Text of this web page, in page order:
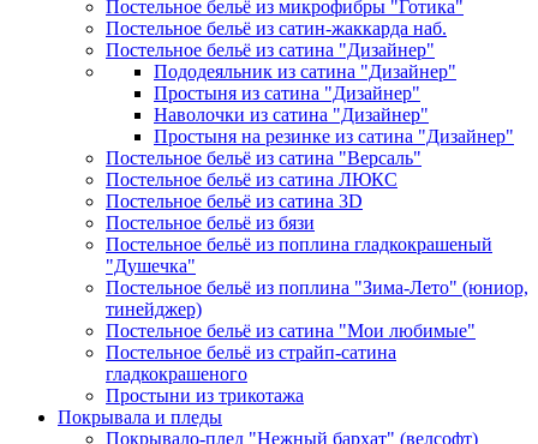
Постельное бельё из микрофибры "Готика"
Постельное бельё из сатин-жаккарда наб.
Постельное бельё из сатина "Дизайнер"
Пододеяльник из сатина "Дизайнер"
Простыня из сатина "Дизайнер"
Наволочки из сатина "Дизайнер"
Простыня на резинке из сатина "Дизайнер"
Постельное бельё из сатина "Версаль"
Постельное бельё из сатина ЛЮКС
Постельное бельё из сатина 3D
Постельное бельё из бязи
Постельное бельё из поплина гладкокрашеный
"Душечка"
Постельное бельё из поплина "Зима-Лето" (юниор,
тинейджер)
Постельное бельё из сатина "Мои любимые"
Постельное бельё из страйп-сатина
гладкокрашеного
Простыни из трикотажа
Покрывала и пледы
Покрывало-плед "Нежный бархат" (велсофт)